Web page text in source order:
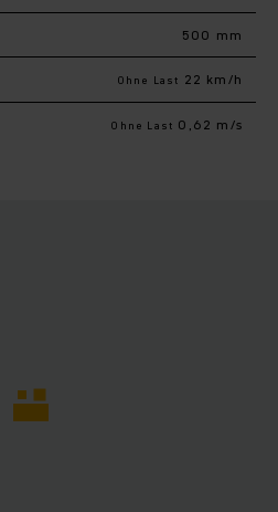
500 mm
Ohne Last 22 km/h
Ohne Last 0,62 m/s